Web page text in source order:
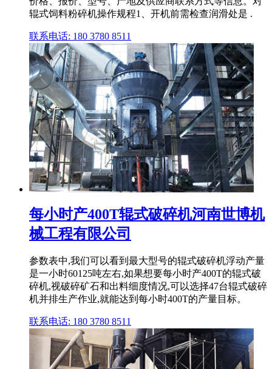
辊式饲料粉碎机操作规程1、开机前需检查润滑处是 .
联系电话: 180 3780 8511
每小时产400T辊式破碎机河南世博机
械工程有限公司
参数表中,我们可以看到最大型号的辊式破碎机浮动产量
是一小时60125吨左右,如果想要每小时产400T的辊式破
碎机,视破碎矿石和出料细度情况,可以选择47台辊式破碎
机并排生产作业,就能达到每小时400T的产量目标。
联系电话: 180 3780 8511